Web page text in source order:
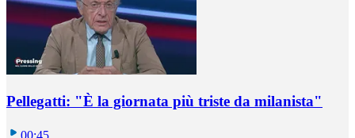
Pellegatti: "È la giornata più triste da milanista"
00:45